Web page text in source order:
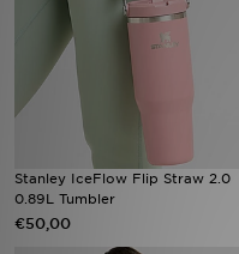
Stanley IceFlow Flip Straw 2.0
0.89L Tumbler
€50,00
Bestelling traceren
Mijn JD
Klantenservice
Download de app